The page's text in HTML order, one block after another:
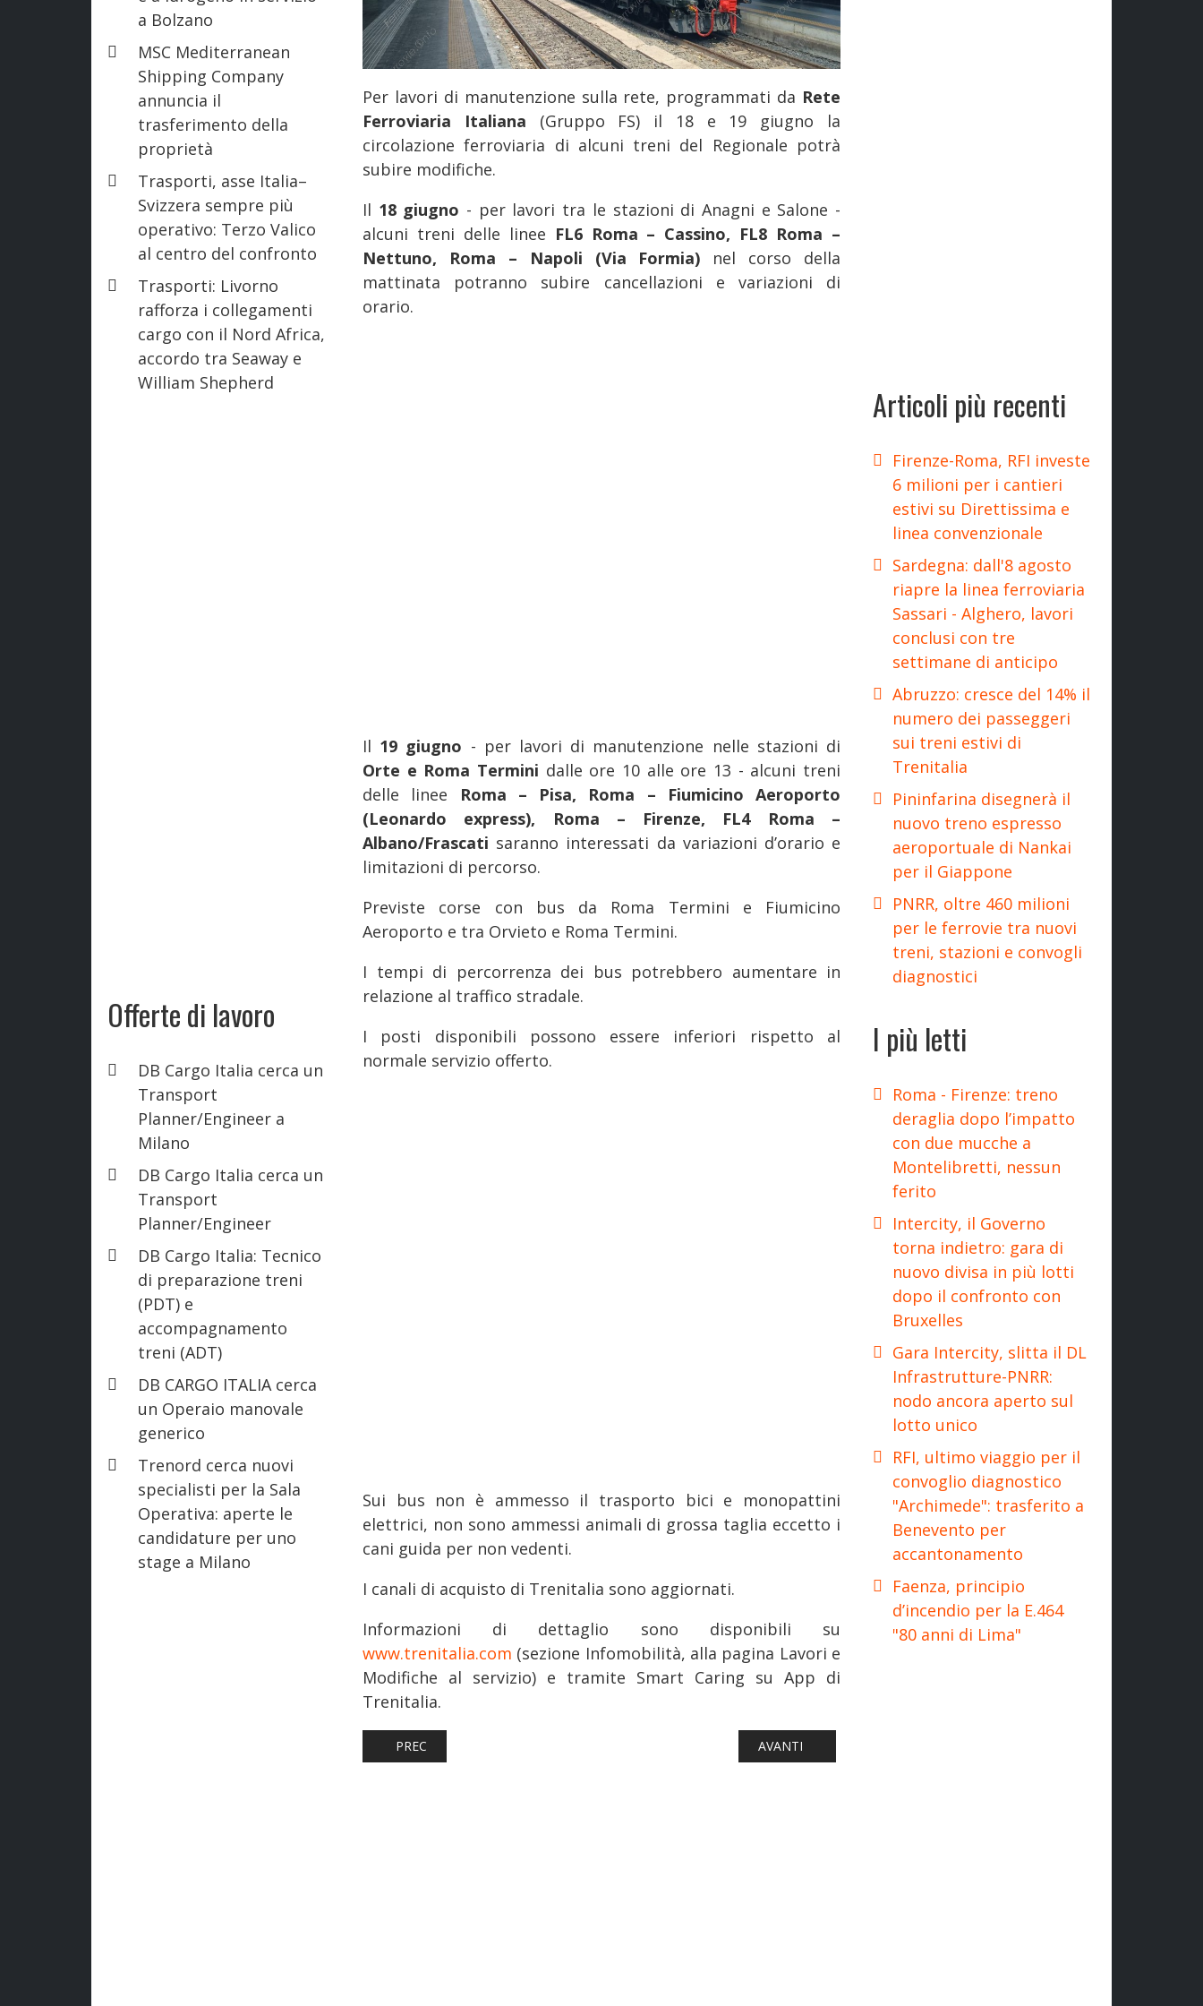
a Bolzano
MSC Mediterranean
Shipping Company
annuncia il
trasferimento della
proprietà
Trasporti, asse Italia–
Svizzera sempre più
operativo: Terzo Valico
al centro del confronto
Trasporti: Livorno
rafforza i collegamenti
cargo con il Nord Africa,
accordo tra Seaway e
William Shepherd
Offerte di lavoro
DB Cargo Italia cerca un
Transport
Planner/Engineer a
Milano
DB Cargo Italia cerca un
Transport
Planner/Engineer
DB Cargo Italia: Tecnico
di preparazione treni
(PDT) e
accompagnamento
treni (ADT)
DB CARGO ITALIA cerca
un Operaio manovale
generico
Trenord cerca nuovi
specialisti per la Sala
Operativa: aperte le
candidature per uno
stage a Milano
Per lavori di manutenzione sulla rete, programmati da Rete
Ferroviaria Italiana (Gruppo FS) il 18 e 19 giugno la
circolazione ferroviaria di alcuni treni del Regionale potrà
subire modifiche.
Il 18 giugno - per lavori tra le stazioni di Anagni e Salone -
alcuni treni delle linee FL6 Roma – Cassino, FL8 Roma –
Nettuno, Roma – Napoli (Via Formia) nel corso della
mattinata potranno subire cancellazioni e variazioni di
orario.
Il 19 giugno - per lavori di manutenzione nelle stazioni di
Orte e Roma Termini dalle ore 10 alle ore 13 - alcuni treni
delle linee
Roma – Pisa, Roma – Fiumicino Aeroporto
(Leonardo express), Roma – Firenze, FL4 Roma –
Albano/Frascati saranno interessati da variazioni d’orario e
limitazioni di percorso.
Previste corse con bus da Roma Termini e Fiumicino
Aeroporto e tra Orvieto e Roma Termini.
I tempi di percorrenza dei bus potrebbero aumentare in
relazione al traffico stradale.
I posti disponibili possono essere inferiori rispetto al
normale servizio offerto.
Sui bus non è ammesso il trasporto bici e monopattini
elettrici, non sono ammessi animali di grossa taglia eccetto i
cani guida per non vedenti.
I canali di acquisto di Trenitalia sono aggiornati.
Informazioni di dettaglio sono disponibili su
www.trenitalia.com (sezione Infomobilità, alla pagina Lavori e
Modifiche al servizio) e tramite Smart Caring su App di
Trenitalia.
ARTICOLO PRECEDENTE: FERROVIE: DALLA MAURIENNE A CHIOMONTE, LA TORINO-LIONE SI MOSTRA
PREC ARTICOLO SUCCESSIVO: FERROVIE: SUI BINARI IL SECONDO ETR 108 DI
AVANTI
Articoli più recenti
Firenze-Roma, RFI investe
6 milioni per i cantieri
estivi su Direttissima e
linea convenzionale
Sardegna: dall'8 agosto
riapre la linea ferroviaria
Sassari - Alghero, lavori
conclusi con tre
settimane di anticipo
Abruzzo: cresce del 14% il
numero dei passeggeri
sui treni estivi di
Trenitalia
Pininfarina disegnerà il
nuovo treno espresso
aeroportuale di Nankai
per il Giappone
PNRR, oltre 460 milioni
per le ferrovie tra nuovi
treni, stazioni e convogli
diagnostici
I più letti
Roma - Firenze: treno
deraglia dopo l’impatto
con due mucche a
Montelibretti, nessun
ferito
Intercity, il Governo
torna indietro: gara di
nuovo divisa in più lotti
dopo il confronto con
Bruxelles
Gara Intercity, slitta il DL
Infrastrutture-PNRR:
nodo ancora aperto sul
lotto unico
RFI, ultimo viaggio per il
convoglio diagnostico
"Archimede": trasferito a
Benevento per
accantonamento
Faenza, principio
d’incendio per la E.464
"80 anni di Lima"